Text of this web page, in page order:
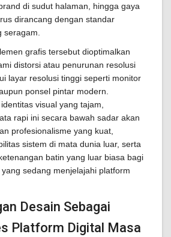
di sudut halaman, hingga gaya
dirancang dengan standar
seragam.
grafis tersebut dioptimalkan
distorsi atau penurunan resolusi
layar resolusi tinggi seperti monitor
ponsel pintar modern.
visual yang tajam,
rapi ini secara bawah sadar akan
profesionalisme yang kuat,
sistem di mata dunia luar, serta
batin yang luar biasa bagi
sedang menjelajahi platform
Desain Sebagai
Platform Digital Masa